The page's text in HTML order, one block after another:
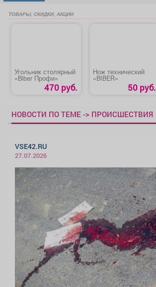
ТОВАРЫ, СКИДКИ, АКЦИИ
Угольник столярный
«Biber Профи»
470 руб.
Нож технический
«BIBER»
50 руб.
НОВОСТИ ПО ТЕМЕ -> ПРОИСШЕСТВИЯ
VSE42.RU
27.07.2026